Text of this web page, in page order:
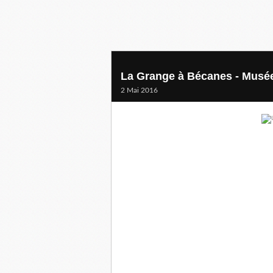
La Grange à Bécanes -
2 Mai 2016